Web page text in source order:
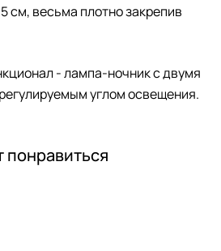
см, весьма плотно закрепив
- лампа-ночник с двумя
углом освещения.